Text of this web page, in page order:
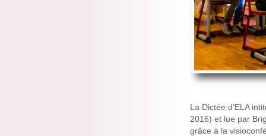
La Dictée d’ELA
2016) et lue par
grâce à la